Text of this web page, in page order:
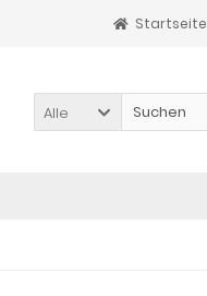
Startseite
Alle